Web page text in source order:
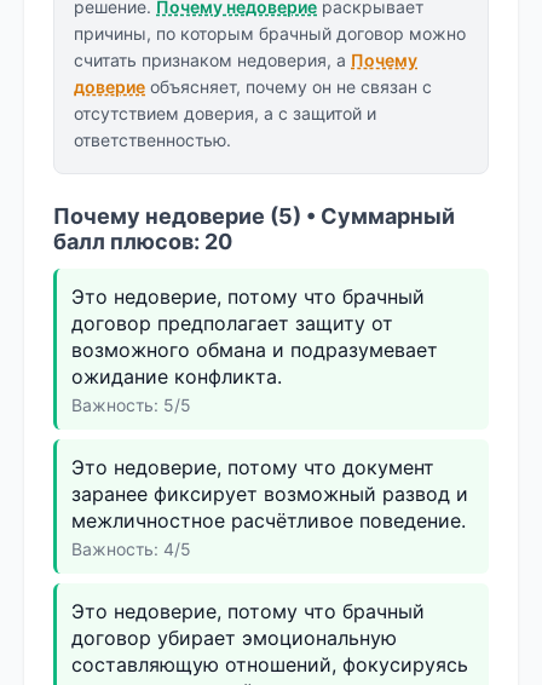
решение. Почему недоверие раскрывает
причины, по которым брачный договор можно
считать признаком недоверия, а Почему
доверие объясняет, почему он не связан с
отсутствием доверия, а с защитой и
ответственностью.
Почему недоверие (5) • Суммарный
балл плюсов: 20
Это недоверие, потому что брачный
договор предполагает защиту от
возможного обмана и подразумевает
ожидание конфликта.
Важность: 5/5
Это недоверие, потому что документ
заранее фиксирует возможный развод и
межличностное расчётливое поведение.
Важность: 4/5
Это недоверие, потому что брачный
договор убирает эмоциональную
составляющую отношений, фокусируясь